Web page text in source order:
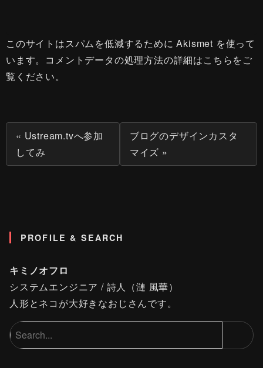
このサイトはスパムを低減するために Akismet を使って
います。 コメントデータの処理方法の詳細はこちらをご
覧ください。
« Ustream.tvへ参加
してみ
ブログのデザインカスタ
マイズ »
PROFILE & SEARCH
キミノオフロ
システムエンジニア / 詩人（漣 風華）
人形とネコが大好きなおじさんです。